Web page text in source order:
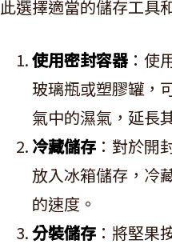
此選擇適當的儲存工具
使用密封容器 ：使
玻璃瓶或塑膠罐，
氣中的濕氣，延長
冷藏儲存 ：對於開
放入冰箱儲存，冷
的速度。
分裝儲存 ：將堅果